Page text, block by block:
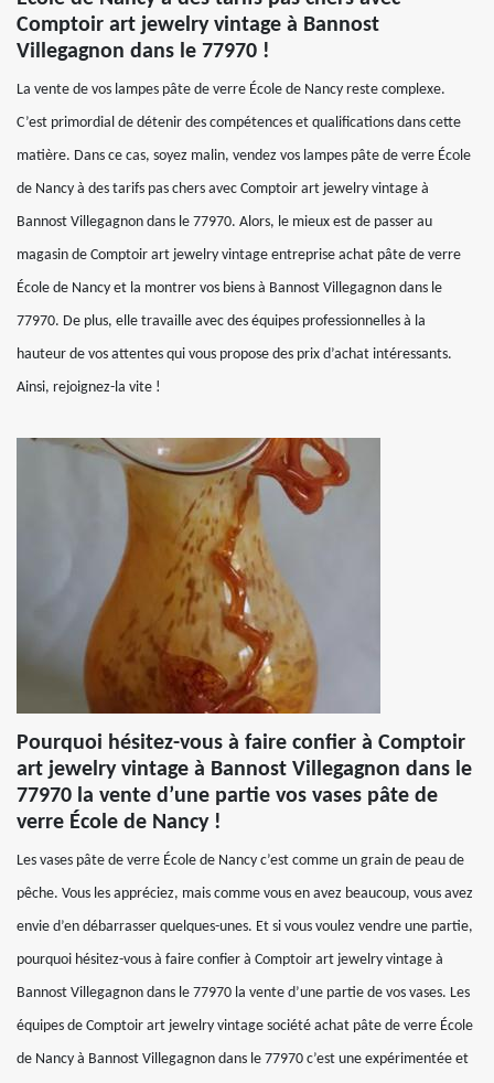
Comptoir art jewelry vintage à Bannost
Villegagnon dans le 77970 !
La vente de vos lampes pâte de verre École de Nancy reste complexe.
C’est primordial de détenir des compétences et qualifications dans cette
matière. Dans ce cas, soyez malin, vendez vos lampes pâte de verre École
de Nancy à des tarifs pas chers avec Comptoir art jewelry vintage à
Bannost Villegagnon dans le 77970. Alors, le mieux est de passer au
magasin de Comptoir art jewelry vintage entreprise achat pâte de verre
École de Nancy et la montrer vos biens à Bannost Villegagnon dans le
77970. De plus, elle travaille avec des équipes professionnelles à la
hauteur de vos attentes qui vous propose des prix d’achat intéressants.
Ainsi, rejoignez-la vite !
Pourquoi hésitez-vous à faire confier à Comptoir
art jewelry vintage à Bannost Villegagnon dans le
77970 la vente d’une partie vos vases pâte de
verre École de Nancy !
Les vases pâte de verre École de Nancy c’est comme un grain de peau de
pêche. Vous les appréciez, mais comme vous en avez beaucoup, vous avez
envie d’en débarrasser quelques-unes. Et si vous voulez vendre une partie,
pourquoi hésitez-vous à faire confier à Comptoir art jewelry vintage à
Bannost Villegagnon dans le 77970 la vente d’une partie de vos vases. Les
équipes de Comptoir art jewelry vintage société achat pâte de verre École
de Nancy à Bannost Villegagnon dans le 77970 c’est une expérimentée et